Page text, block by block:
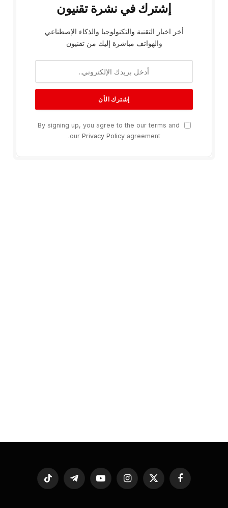
إشترك في نشرة تقنيون
أخر اخبار التقنية والتكنولوجيا والذكاء الإصطناعي
والهواتف مباشرة إليك من تقنيون
By signing up, you agree to the our terms and
our Privacy Policyagreement.
فيسبوك
X
الانستغراميوتيوب تيلقرام تيكتوك